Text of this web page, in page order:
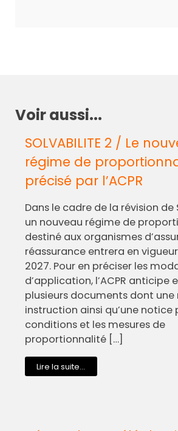
Voir aussi...
SOLVABILITE 2 / Le
régime de
précisé par l’ACPR
Dans le cadre de la révision de
un nouveau régime de
destiné aux organismes
réassurance entrera en
2027. Pour en préciser les
d’application, l’ACPR anticipe
plusieurs documents dont une
instruction ainsi qu’une notice
conditions et les mesures de
proportionnalité […]
Lire la suite...